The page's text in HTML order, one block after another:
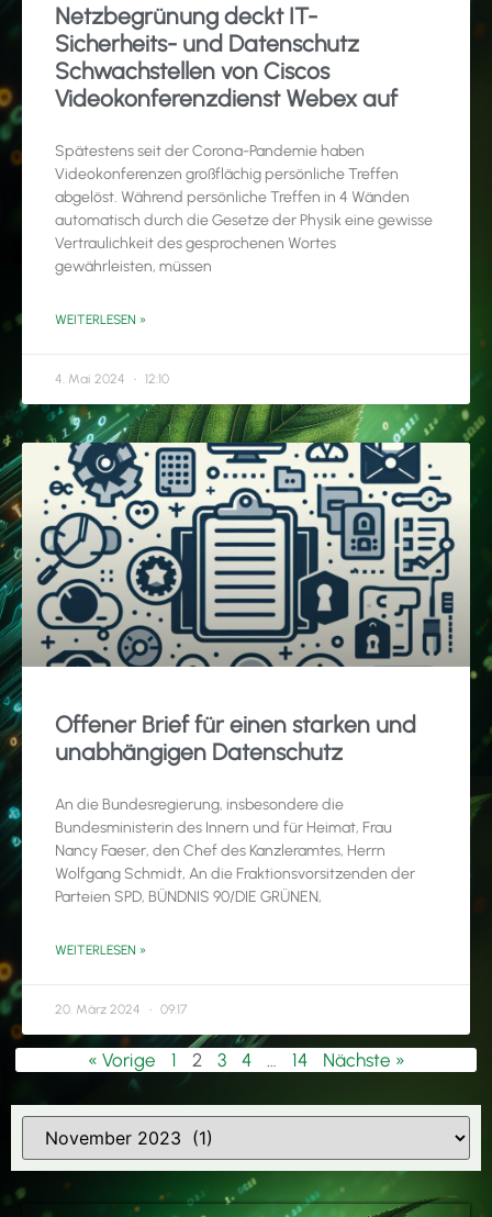
Netzbegrünung deckt IT-
Sicherheits- und Datenschutz
Schwachstellen von Ciscos
Videokonferenzdienst Webex auf
Spätestens seit der Corona-Pandemie haben
Videokonferenzen großflächig persönliche Treffen
abgelöst. Während persönliche Treffen in 4 Wänden
automatisch durch die Gesetze der Physik eine gewisse
Vertraulichkeit des gesprochenen Wortes
gewährleisten, müssen
WEITERLESEN »
4. Mai 2024 12:10
Offener Brief für einen starken und
unabhängigen Datenschutz
An die Bundesregierung, insbesondere die
Bundesministerin des Innern und für Heimat, Frau
Nancy Faeser, den Chef des Kanzleramtes, Herrn
Wolfgang Schmidt, An die Fraktionsvorsitzenden der
Parteien SPD, BÜNDNIS 90/DIE GRÜNEN,
WEITERLESEN »
20. März 2024 09:17
« Vorige 1 2 3 4 14 Nächste »